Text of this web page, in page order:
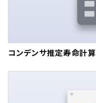
コンデンサ推定寿命計算